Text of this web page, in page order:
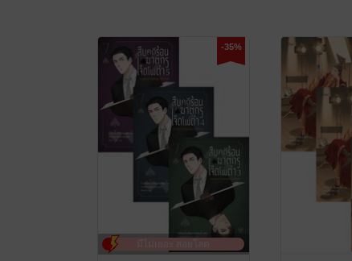
-35%